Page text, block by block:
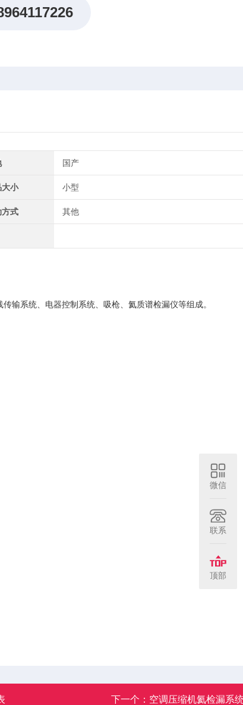
国产
大小 小型
方式 其他
输系统、电器控制系统、吸枪、氦质谱检漏仪等组成。
下一个： 空调压缩机氦检漏系
微信
联系
顶部